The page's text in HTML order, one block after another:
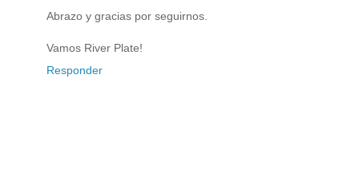
Abrazo y gracias por seguirnos.
Vamos River Plate!
Responder